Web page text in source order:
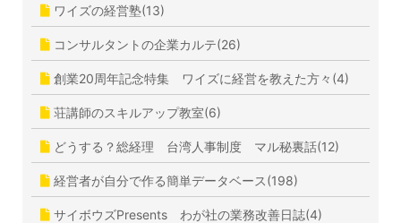
ワイズの経営塾(13)
コンサルタントの企業カルテ(26)
創業20周年記念特集 ワイズに経営を教えた方々(4)
荘講師のスキルアップ教室(6)
どうする？総経理 台湾人事制度 マル秘裏話(12)
経営者が自分で作る簡単データベース(198)
サイボウズPresents わが社の業務改善日誌(4)